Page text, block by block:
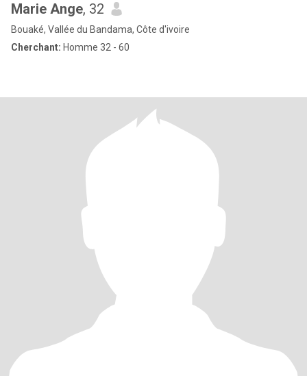
Marie Ange, 32
Bouaké, Vallée du Bandama, Côte d'ivoire
Cherchant: Homme 32 - 60